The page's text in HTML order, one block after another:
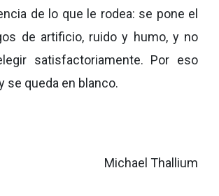
de lo que le rodea: se pone el
de artificio, ruido y humo, y no
satisfactoriamente. Por eso
se queda en blanco.
Michael Thallium